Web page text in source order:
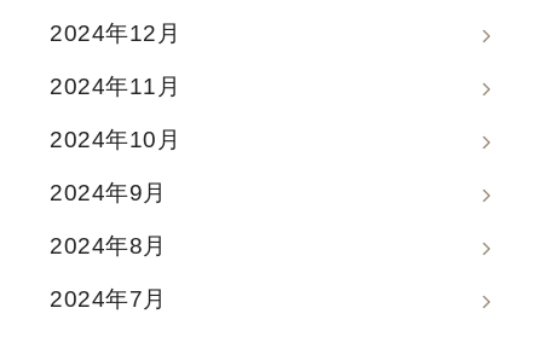
2024年12月
2024年11月
2024年10月
2024年9月
2024年8月
2024年7月